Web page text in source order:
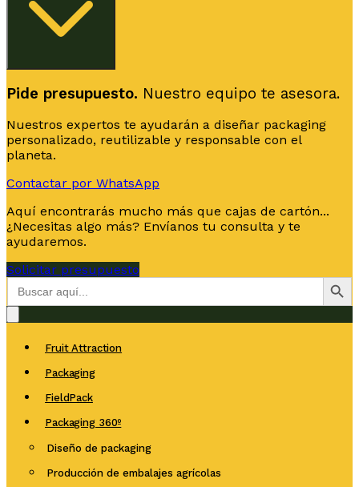
Pide presupuesto. Nuestro equipo te asesora.
Nuestros expertos te ayudarán a diseñar packaging
personalizado, reutilizable y responsable con el
planeta.
Contactar por WhatsApp
Aquí encontrarás mucho más que cajas de cartón...
¿Necesitas algo más? Envíanos tu consulta y te
ayudaremos.
Solicitar presupuesto
Buscar:
Botón de
Fruit Attraction
Packaging
FieldPack
Packaging 360º
Diseño de packaging
Producción de embalajes agrícolas